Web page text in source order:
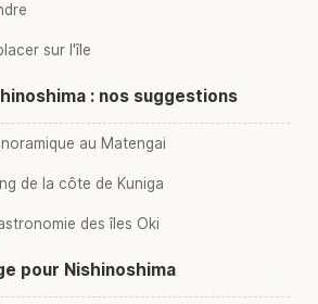
sur l'île
: nos suggestions
au Matengai
de la côte de Kuniga
des îles Oki
pour Nishinoshima